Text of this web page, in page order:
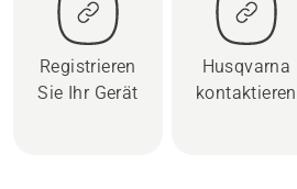
Registrieren
Sie Ihr Gerät
Husqvarna
kontaktieren